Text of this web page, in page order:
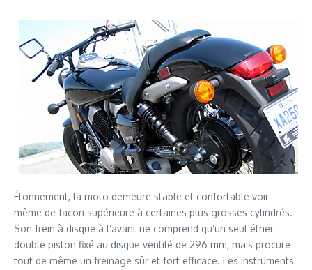
Étonnement, la moto demeure stable et confortable voir
même de façon supérieure à certaines plus grosses cylindrés.
Son frein à disque à l’avant ne comprend qu’un seul étrier
double piston fixé au disque ventilé de 296 mm, mais procure
tout de même un freinage sûr et fort efficace. Les instruments